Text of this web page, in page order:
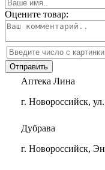
Оцените товар:
Аптека Лина
г. Новороссийск,
Дубрава
г. Новороссийск,